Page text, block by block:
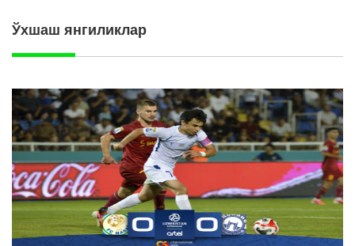
Ўхшаш янгиликлар